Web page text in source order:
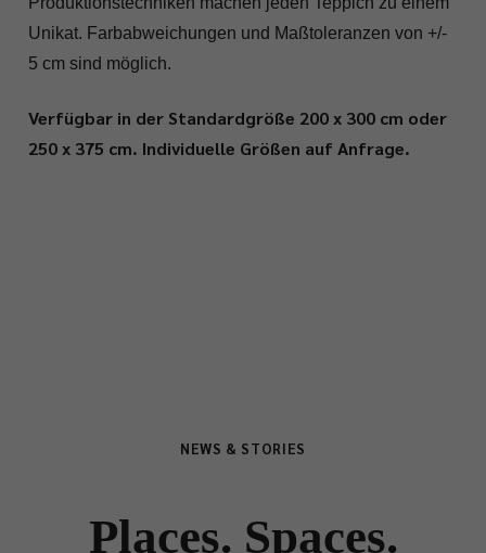
Unikat. Farbabweichungen und Maßtoleranzen von +/-
5 cm sind möglich.
Verfügbar in der Standardgröße 200 x 300 cm oder
250 x 375 cm. Individuelle Größen auf Anfrage.
NEWS & STORIES
Places. Spaces.